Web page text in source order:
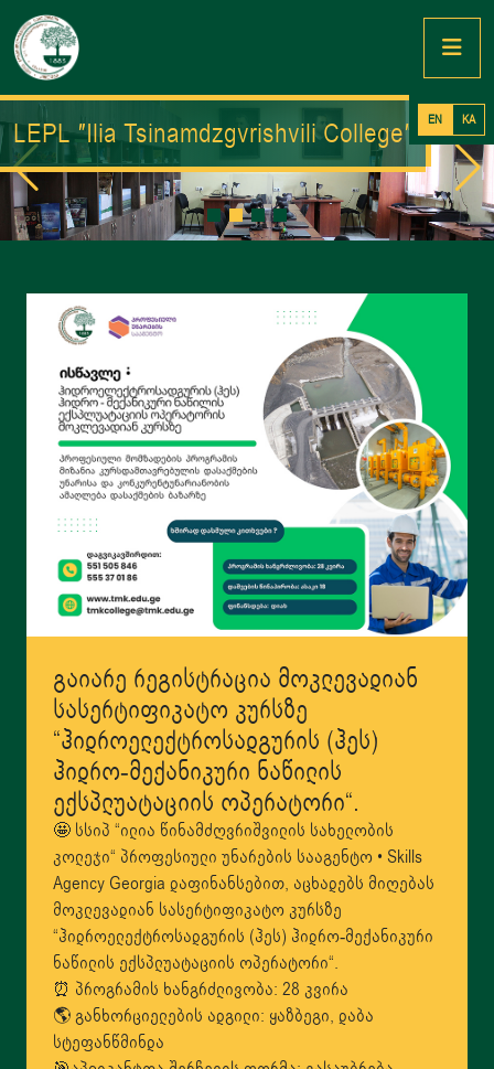
EN KA
გაიარე რეგისტრაცია მოკლევადიან
სასერტიფიკატო კურსზე
“ჰიდროელექტროსადგურის (ჰეს)
ჰიდრო-მექანიკური ნაწილის
ექსპლუატაციის ოპერატორი“.
🤩 სსიპ “ილია წინამძღვრიშვილის სახელობის
კოლეჯი“ პროფესიული უნარების სააგენტო • Skills
Agency Georgia დაფინანსებით, აცხადებს მიღებას
მოკლევადიან სასერტიფიკატო კურსზე
“ჰიდროელექტროსადგურის (ჰეს) ჰიდრო-მექანიკური
ნაწილის ექსპლუატაციის ოპერატორი“.
⏰ პროგრამის ხანგრძლივობა: 28 კვირა
🌎 განხორციელების ადგილი: ყაზბეგი, დაბა
სტეფანწმინდა